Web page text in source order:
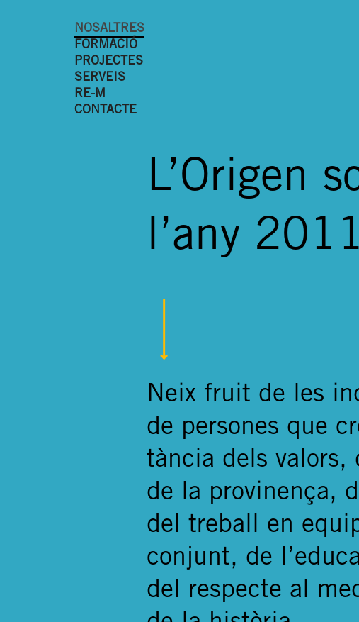
NOSALTRES
FORMACIÓ
PROJECTES
SERVEIS
RE-M
CONTACTE
L’Origen
l’any 2011
Neix fruit de les
de persones que
tància dels valors,
de la provinença,
del treball en
conjunt, de
del respecte al